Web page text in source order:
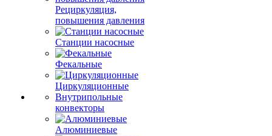
Рециркуляция,
повышения давления
Станции насосные
Фекальные
Циркуляционные
Внутрипольные
конвекторы
Алюминиевые